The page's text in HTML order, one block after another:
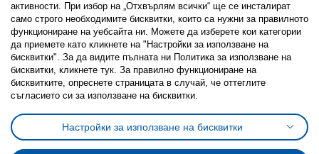
FacebookTwitterYoutubePinterestInstagram
Политика за използване на бисквитки (Cookies)
Избор на настройки за използване на бисквитки
Условия за ползване на ikea.bgОбща политика за личните данни
Политика за защита на личните данни на ikea.bg
активности. При избор на „Отхвърлям всички“ ще се инсталират
само строго необходимитe бисквитки, които са нужни за правилното
функциониране на уебсайта ни. Можете да изберете кои категории
да приемете като кликнете на "Настройки за използване на
бисквитки". За да видите пълната ни Политика за използване на
бисквитки, кликнете тук. За правилно функциониране на
бисквитките, опреснете страницата в случай, че оттеглите
съгласието си за използване на бисквитки.
Настройки за използване на бисквитки